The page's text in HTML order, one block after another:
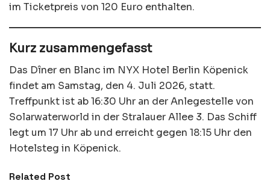
im Ticketpreis von 120 Euro enthalten.
Kurz zusammengefasst
Das Dîner en Blanc im NYX Hotel Berlin Köpenick
findet am Samstag, den 4. Juli 2026, statt.
Treffpunkt ist ab 16:30 Uhr an der Anlegestelle von
Solarwaterworld in der Stralauer Allee 3. Das Schiff
legt um 17 Uhr ab und erreicht gegen 18:15 Uhr den
Hotelsteg in Köpenick.
Related Post